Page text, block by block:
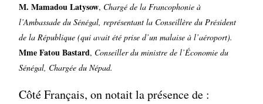
M. Mamadou Latysow, Chargé de la Francophonie à
l’Ambassade du Sénégal, représentant la Conseillère du Président
de la République (qui avait été prise d’un malaise à l’aéroport).
Mme Fatou Bastard, Conseiller du ministre de l’Économie du
Sénégal, Chargée du Népad.
Côté Français, on notait la présence de :